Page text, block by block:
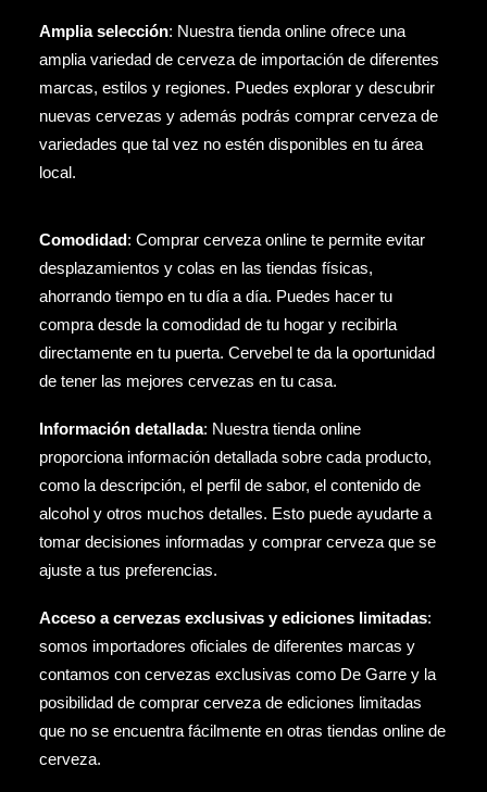
Amplia selección: Nuestra tienda online ofrece una
amplia variedad de cerveza de importación de diferentes
marcas, estilos y regiones. Puedes explorar y descubrir
nuevas cervezas y además podrás comprar cerveza de
variedades que tal vez no estén disponibles en tu área
local.
Comodidad: Comprar cerveza online te permite evitar
desplazamientos y colas en las tiendas físicas,
ahorrando tiempo en tu día a día. Puedes hacer tu
compra desde la comodidad de tu hogar y recibirla
directamente en tu puerta. Cervebel te da la oportunidad
de tener las mejores cervezas en tu casa.
Información detallada: Nuestra tienda online
proporciona información detallada sobre cada producto,
como la descripción, el perfil de sabor, el contenido de
alcohol y otros muchos detalles. Esto puede ayudarte a
tomar decisiones informadas y comprar cerveza que se
ajuste a tus preferencias.
Acceso a cervezas exclusivas y ediciones limitadas:
somos importadores oficiales de diferentes marcas y
contamos con cervezas exclusivas como De Garre y la
posibilidad de comprar cerveza de ediciones limitadas
que no se encuentra fácilmente en otras tiendas online de
cerveza.